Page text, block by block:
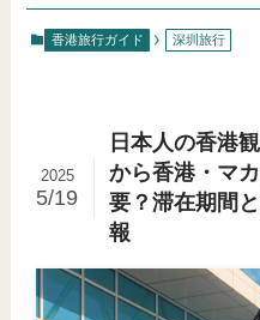
香港旅行ガイド 深圳旅行
日本人の香港
から香港・マ
要？滞在期間
報
2025
5/19